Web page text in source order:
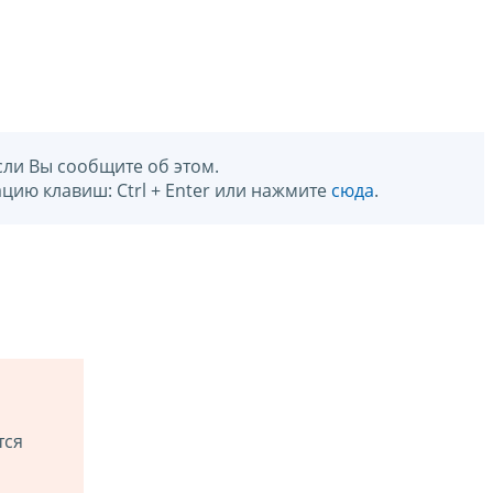
Вы сообщите об этом.
клавиш: Ctrl + Enter или нажмите сюда.